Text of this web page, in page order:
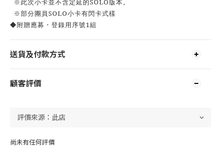
※此次小卡並不含定延的SOLO 版本。
※部分團員 SOLO小卡有閃卡式樣
◆附贈應募・登錄用序號1組
送貨及付款方式
顧客評價
尚未有任何評價